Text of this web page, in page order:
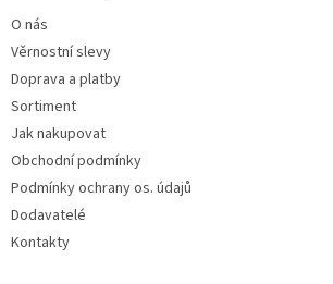
O nás
Věrnostní slevy
Doprava a platby
Sortiment
Jak nakupovat
Obchodní podmínky
Podmínky ochrany os. údajů
Dodavatelé
Kontakty